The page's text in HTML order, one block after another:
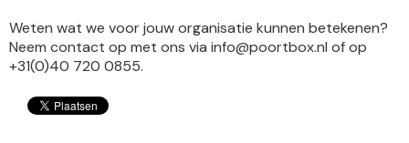
Weten wat we voor jouw organisatie kunnen betekenen?
Neem contact op met ons via info@poortbox.nl of op
+31(0)40 720 0855.